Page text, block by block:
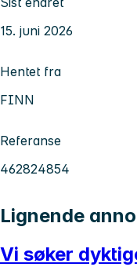
15. juni 2026
Hentet fra
FINN
Referanse
462824854
Lignende
Vi søker